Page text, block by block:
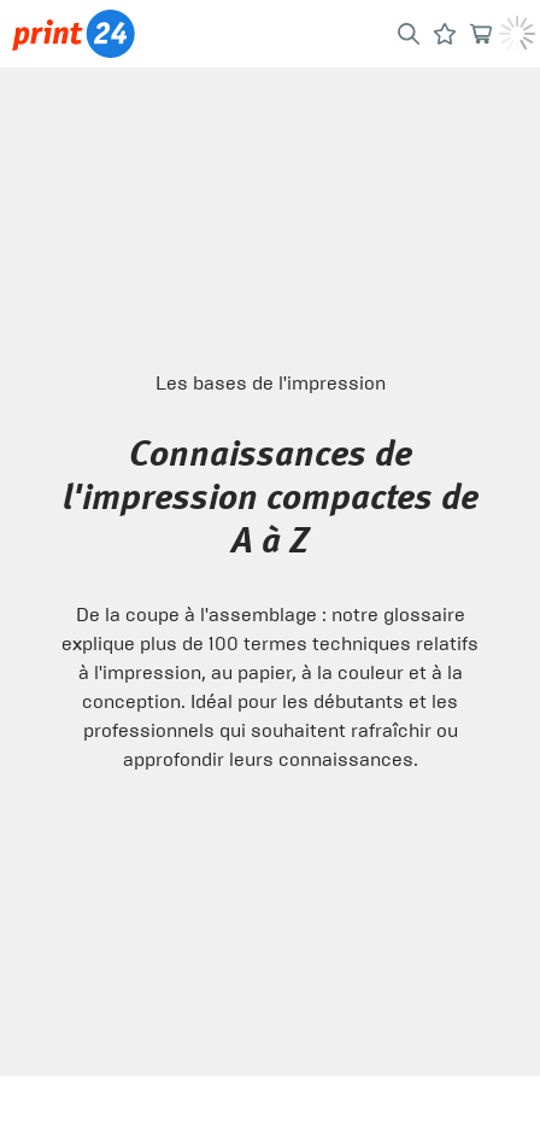
Les bases de l'impression
Connaissances de
l'impression compactes de
A à Z
De la coupe à l'assemblage : notre glossaire
explique plus de 100 termes techniques relatifs
à l'impression, au papier, à la couleur et à la
conception. Idéal pour les débutants et les
professionnels qui souhaitent rafraîchir ou
approfondir leurs connaissances.